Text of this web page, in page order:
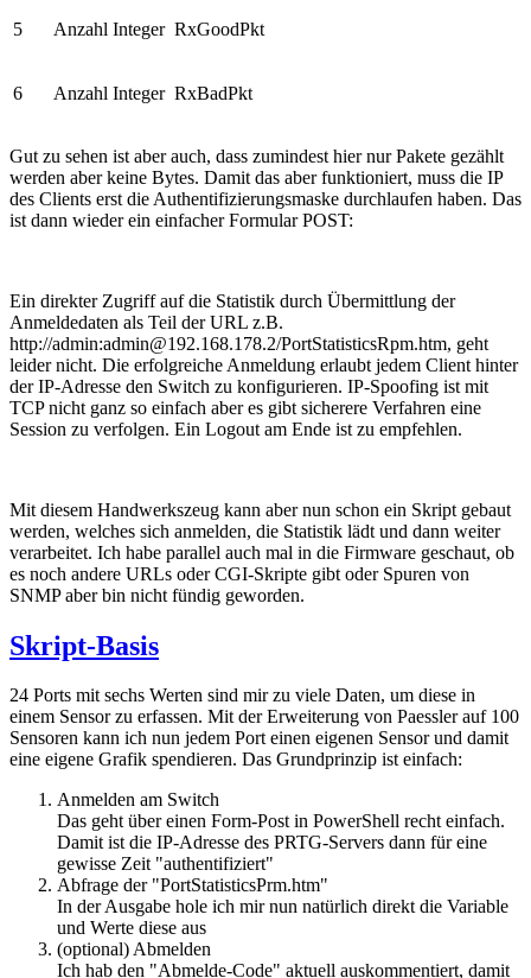
5 Anzahl Integer RxGoodPkt
6 Anzahl Integer RxBadPkt
Gut zu sehen ist aber auch, dass zumindest hier nur Pakete gezählt
werden aber keine Bytes. Damit das aber funktioniert, muss die IP
des Clients erst die Authentifizierungsmaske durchlaufen haben. Das
ist dann wieder ein einfacher Formular POST:
Ein direkter Zugriff auf die Statistik durch Übermittlung der
Anmeldedaten als Teil der URL z.B.
http://admin:admin@192.168.178.2/PortStatisticsRpm.htm, geht
leider nicht. Die erfolgreiche Anmeldung erlaubt jedem Client hinter
der IP-Adresse den Switch zu konfigurieren. IP-Spoofing ist mit
TCP nicht ganz so einfach aber es gibt sicherere Verfahren eine
Session zu verfolgen. Ein Logout am Ende ist zu empfehlen.
Mit diesem Handwerkszeug kann aber nun schon ein Skript gebaut
werden, welches sich anmelden, die Statistik lädt und dann weiter
verarbeitet. Ich habe parallel auch mal in die Firmware geschaut, ob
es noch andere URLs oder CGI-Skripte gibt oder Spuren von
SNMP aber bin nicht fündig geworden.
Skript-Basis
24 Ports mit sechs Werten sind mir zu viele Daten, um diese in
einem Sensor zu erfassen. Mit der Erweiterung von Paessler auf 100
Sensoren kann ich nun jedem Port einen eigenen Sensor und damit
eine eigene Grafik spendieren. Das Grundprinzip ist einfach:
Anmelden am Switch
Das geht über einen Form-Post in PowerShell recht einfach.
Damit ist die IP-Adresse des PRTG-Servers dann für eine
gewisse Zeit "authentifiziert"
Abfrage der "PortStatisticsPrm.htm"
In der Ausgabe hole ich mir nun natürlich direkt die Variable
und Werte diese aus
(optional) Abmelden
Ich hab den "Abmelde-Code" aktuell auskommentiert, damit